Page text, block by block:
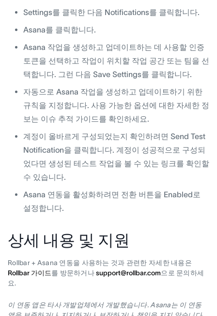
Settings를 클릭한 다음 Notifications를 클릭합니다.
Asana를 클릭합니다.
Asana 작업을 생성하고 업데이트하는 데 사용할 인증
토큰을 선택하고 작업이 위치할 작업 공간 또는 팀을 선
택합니다. 그런 다음 Save Settings를 클릭합니다.
자동으로 Asana 작업을 생성하고 업데이트하기 위한
규칙을 지정합니다. 사용 가능한 옵션에 대한 자세한 정
보는 이슈 추적 가이드를 확인하세요.
계정이 올바르게 구성되었는지 확인하려면 Send Test
Notification을 클릭합니다. 계정이 성공적으로 구성되
었다면 생성된 테스트 작업을 볼 수 있는 링크를 확인할
수 있습니다.
Asana 연동을 활성화하려면 전환 버튼을 Enabled로
설정합니다.
상세 내용 및 지원
Rollbar + Asana 연동을 사용하는 것과 관련한 자세한 내용은
Rollbar 가이드를 방문하거나support@rollbar.com으로 문의하세
요.
이 연동 앱은 타사 개발업체에서 개발했습니다. Asana는 이 연동